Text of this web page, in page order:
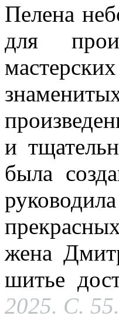
Пелена
для
и
была
жена
шитье
2025. С. 55.